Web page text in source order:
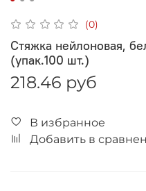
(0)
Стяжка нейлоновая,
(упак.100 шт.)
218.46 руб
В избранное
Добавить в